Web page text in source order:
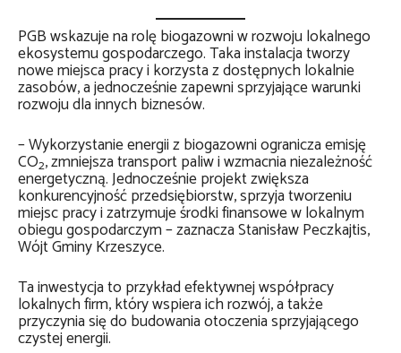
PGB wskazuje na rolę biogazowni w rozwoju lokalnego
ekosystemu gospodarczego. Taka instalacja tworzy
nowe miejsca pracy i korzysta z dostępnych lokalnie
zasobów, a jednocześnie zapewni sprzyjające warunki
rozwoju dla innych biznesów.
– Wykorzystanie energii z biogazowni ogranicza emisję
CO2, zmniejsza transport paliw i wzmacnia niezależność
energetyczną. Jednocześnie projekt zwiększa
konkurencyjność przedsiębiorstw, sprzyja tworzeniu
miejsc pracy i zatrzymuje środki finansowe w lokalnym
obiegu gospodarczym – zaznacza Stanisław Peczkajtis,
Wójt Gminy Krzeszyce.
Ta inwestycja to przykład efektywnej współpracy
lokalnych firm, który wspiera ich rozwój, a także
przyczynia się do budowania otoczenia sprzyjającego
czystej energii.